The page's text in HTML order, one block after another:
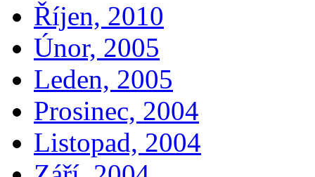
Říjen, 2010
Únor, 2005
Leden, 2005
Prosinec, 2004
Listopad, 2004